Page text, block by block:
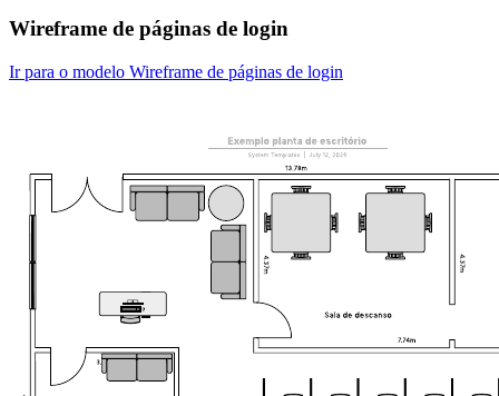
Wireframe de páginas de login
Ir para o modelo Wireframe de páginas de login